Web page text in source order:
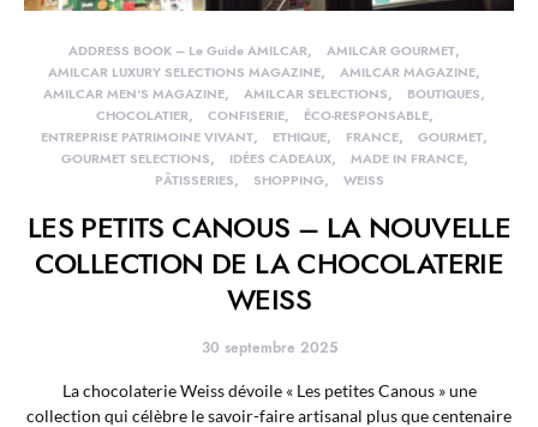
ADDRESS BOOK – Le Guide AMILCAR
AMILCAR GOURMET
AMILCAR LUXURY SELECTIONS MAGAZINE
AMILCAR MAGAZINE
AMILCAR MEN'S MAGAZINE
AMILCAR SELECTIONS
BOUTIQUES
CHOCOLATIER
CONFISERIE
ÉCO-RESPONSABLE
ENTREPRISE PATRIMOINE VIVANT
ETHIQUE FRANCE
GOURMET
GOURMET SELECTIONS
IDÉES CADEAUX
MADE IN FRANCE
PÂTISSERIES
SHOPPING WEISS
LES PETITS CANOUS – LA NOUVELLE
COLLECTION DE LA CHOCOLATERIE
WEISS
30 septembre 2025
La chocolaterie Weiss dévoile « Les petites Canous » une
collection qui célèbre le savoir-faire artisanal plus que centenaire